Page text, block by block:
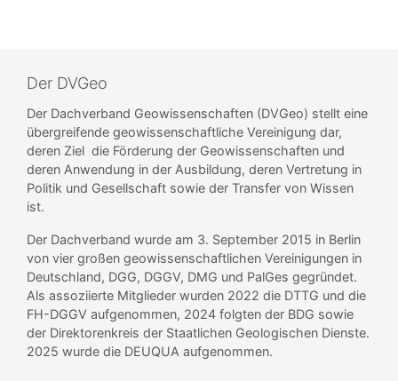
Der DVGeo
Der Dachverband Geowissenschaften (DVGeo) stellt eine
übergreifende geowissenschaftliche Vereinigung dar,
deren Ziel die Förderung der Geowissenschaften und
deren Anwendung in der Ausbildung, deren Vertretung in
Politik und Gesellschaft sowie der Transfer von Wissen
ist.
Der Dachverband wurde am 3. September 2015 in Berlin
von vier großen geowissenschaftlichen Vereinigungen in
Deutschland, DGG, DGGV, DMG und PalGes gegründet.
Als assoziierte Mitglieder wurden 2022 die DTTG und die
FH-DGGV aufgenommen, 2024 folgten der BDG sowie
der Direktorenkreis der Staatlichen Geologischen Dienste.
2025 wurde die DEUQUA aufgenommen.